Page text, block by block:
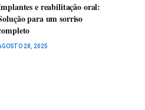
e reabilitação oral:
para um sorriso
28, 2025